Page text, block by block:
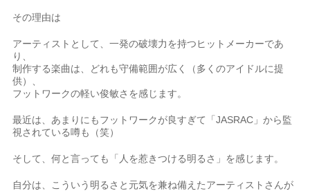
その理由は
アーティストとして、一発の破壊力を持つヒットメーカーであ
り、
制作する楽曲は、どれも守備範囲が広く（多くのアイドルに提
供）、
フットワークの軽い俊敏さを感じます。
最近は、あまりにもフットワークが良すぎて「JASRAC」から監
視されている噂も（笑）
そして、何と言っても「人を惹きつける明るさ」を感じます。
自分は、こういう明るさと元気を兼ね備えたアーティストさんが